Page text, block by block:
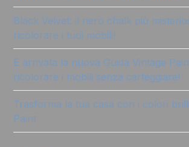
Black Velvet: il nero chalk più
ricolorare i tuoi mobili!
È arrivata la nuova Guida Vintage
ricolorare i mobili senza carteggiare!
Trasforma la tua casa con i colori
Paint